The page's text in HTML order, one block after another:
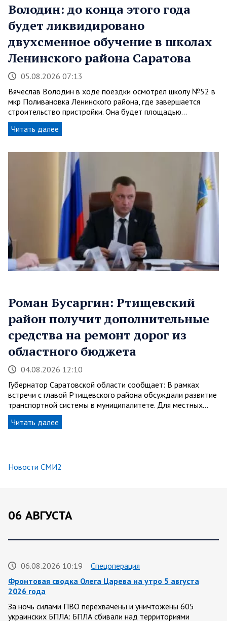
Володин: до конца этого года
будет ликвидировано
двухсменное обучение в школах
Ленинского района Саратова
05.08.2026 07:13
Вячеслав Володин в ходе поездки осмотрел школу №52 в
мкр Поливановка Ленинского района, где завершается
строительство пристройки. Она будет площадью…
Читать далее
Роман Бусаргин: Ртищевский
район получит дополнительные
средства на ремонт дорог из
областного бюджета
04.08.2026 12:10
Губернатор Саратовской области сообщает: В рамках
встречи с главой Ртищевского района обсуждали развитие
транспортной системы в муниципалитете. Для местных…
Читать далее
Новости СМИ2
06 АВГУСТА
06.08.2026 10:19
Спецоперация
Фронтовая сводка Олега Царева на утро 5 августа
2026 года
За ночь силами ПВО перехвачены и уничтожены 605
украинских БПЛА: БПЛА сбивали над территориями